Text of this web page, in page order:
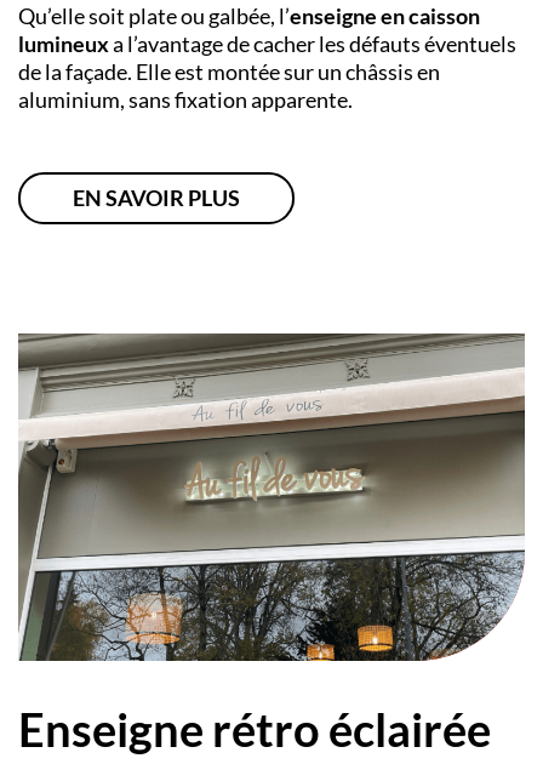
Qu’elle soit plate ou galbée, l’enseigne en caisson
lumineuxa l’avantage de cacher les défauts éventuels
de la façade. Elle est montée sur un châssis en
aluminium, sans fixation apparente.
EN SAVOIR PLUS
Enseigne rétro éclairée